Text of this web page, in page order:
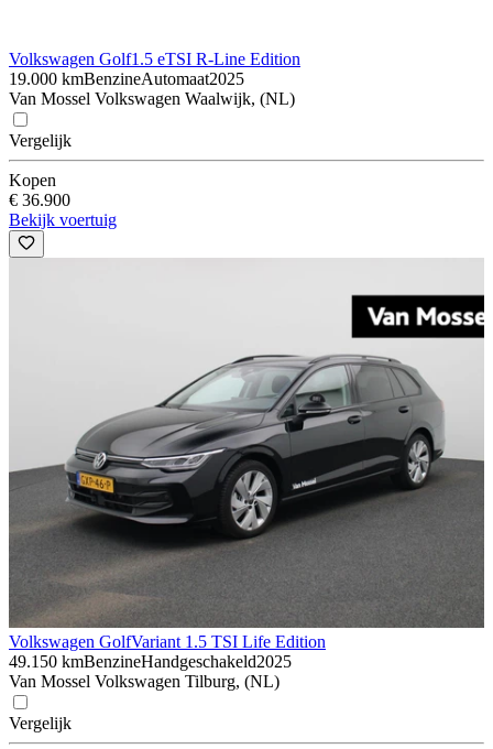
Volkswagen Golf1.5 eTSI R-Line Edition
19.000 kmBenzineAutomaat2025
Van Mossel Volkswagen Waalwijk, (NL)
Vergelijk
Kopen
€ 36.900
Bekijk voertuig
Volkswagen GolfVariant 1.5 TSI Life Edition
49.150 kmBenzineHandgeschakeld2025
Van Mossel Volkswagen Tilburg, (NL)
Vergelijk